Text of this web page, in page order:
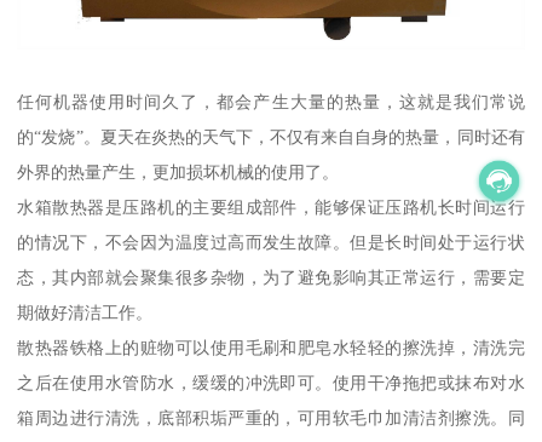
任何机器使用时间久了，都会产生大量的热量，这就是我们常说
的“发烧”。夏天在炎热的天气下，不仅有来自自身的热量，同时还有
外界的热量产生，更加损坏机械的使用了。
水箱散热器是压路机的主要组成部件，能够保证压路机长时间运行
的情况下，不会因为温度过高而发生故障。但是长时间处于运行状
态，其内部就会聚集很多杂物，为了避免影响其正常运行，需要定
期做好清洁工作。
散热器铁格上的赃物可以使用毛刷和肥皂水轻轻的擦洗掉，清洗完
之后在使用水管防水，缓缓的冲洗即可。使用干净拖把或抹布对水
箱周边进行清洗，底部积垢严重的，可用软毛巾加清洁剂擦洗。同